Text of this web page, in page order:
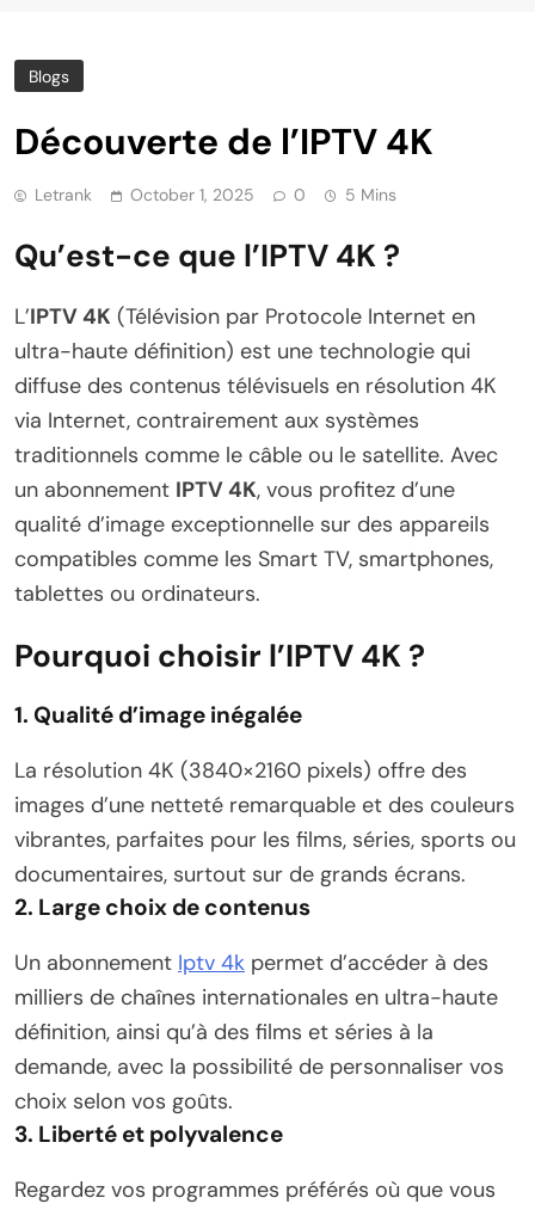
Blogs
Découverte de l’IPTV 4K
Letrank October 1, 2025 0 5 Mins
Qu’est-ce que l’IPTV 4K ?
L’IPTV 4K (Télévision par Protocole Internet en
ultra-haute définition) est une technologie qui
diffuse des contenus télévisuels en résolution 4K
via Internet, contrairement aux systèmes
traditionnels comme le câble ou le satellite. Avec
un abonnement IPTV 4K, vous profitez d’une
qualité d’image exceptionnelle sur des appareils
compatibles comme les Smart TV, smartphones,
tablettes ou ordinateurs.
Pourquoi choisir l’IPTV 4K ?
1. Qualité d’image inégalée
La résolution 4K (3840×2160 pixels) offre des
images d’une netteté remarquable et des couleurs
vibrantes, parfaites pour les films, séries, sports ou
documentaires, surtout sur de grands écrans.
2. Large choix de contenus
Un abonnement Iptv 4k permet d’accéder à des
milliers de chaînes internationales en ultra-haute
définition, ainsi qu’à des films et séries à la
demande, avec la possibilité de personnaliser vos
choix selon vos goûts.
3. Liberté et polyvalence
Regardez vos programmes préférés où que vous